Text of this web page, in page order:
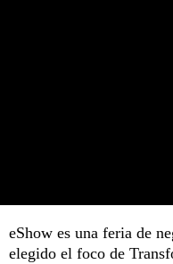
eShow es una feria de
elegido el foco de